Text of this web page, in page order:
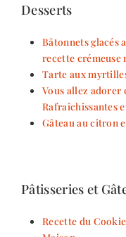
Desserts
Bâtonnets glacés
recette crémeuse
Tarte aux
Vous allez adorer
Rafraîchissantes
Gâteau au citron
Pâtisseries et
Recette du